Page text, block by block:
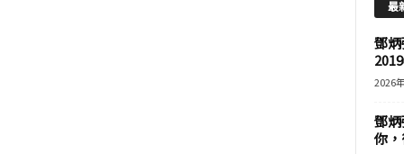
最
鄧
2026
鄧
你